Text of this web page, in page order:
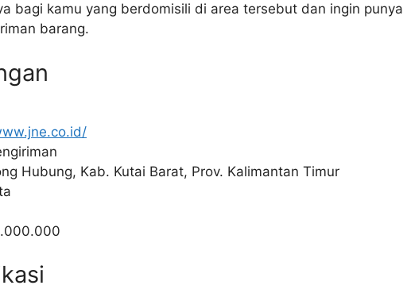
bagi kamu yang berdomisili di area tersebut dan ingin punya
barang.
Hubung, Kab. Kutai Barat, Prov. Kalimantan Timur